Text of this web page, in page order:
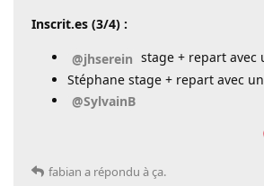
Inscrit.es (3/4) :
@jhserein stage + repart avec
Stéphane stage + repart avec
@SylvainB
fabian a répondu à ça.